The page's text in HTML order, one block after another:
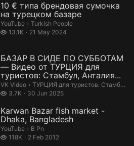
10 € типа брендовая сумочка
на турецком базаре
YouTube › Turkish People.
Turkish People
13.1K
13.1 thousand views
21 May 2024
БАЗАР В СИДЕ ПО СУББОТАМ
— Видео от ТУРЦИЯ для
туристов: Стамбул, Анталия...
VK Video › ТУРЦИЯ для туристов: Стамбул,
ТУРЦИЯ для туристов: Стамбул, Анталия...
3.7K
3.7 thousand views
30 Jun 2025
Karwan Bazar fish market -
Dhaka, Bangladesh
YouTube › B Pn.
B Pn
118K
118 thousand views
2 Feb 2012